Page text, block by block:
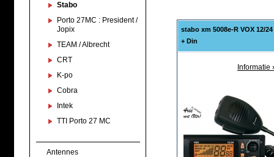
Stabo
Porto 27MC : President /
Jopix
TEAM / Albrecht
CRT
K-po
Cobra
Intek
TTI Porto 27 MC
Antennes
stabo xm 5008e-R VOX 12/24
+ Din
Informatie